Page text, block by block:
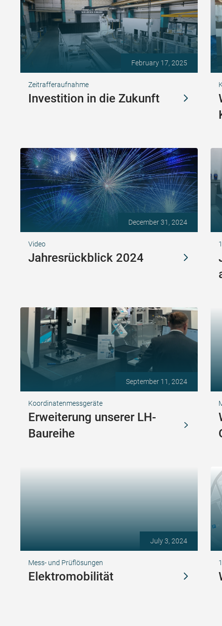
February 17, 2025
Zeitrafferaufnahme
Investition in die Zukunft
December 31, 2024
Video
Jahresrückblick 2024
September 11, 2024
Koordinatenmessgeräte
Erweiterung unserer LH-
Baureihe
July 3, 2024
Mess- und Prüflösungen
Elektromobilität